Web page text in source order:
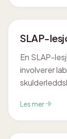
forstå og
SLAP-
En SLAP-
involverer
repetitive
Mange
skulderen
Les mer